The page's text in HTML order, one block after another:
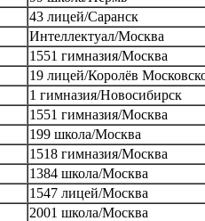
43 лицей/Саранск
Интеллектуал/Москва
1551 гимназия/Москва
19 лицей/Королёв
1 гимназия/Новосибирск
1551 гимназия/Москва
199 школа/Москва
1518 гимназия/Москва
1384 школа/Москва
1547 лицей/Москва
2001 школа/Москва